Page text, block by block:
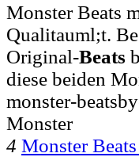
Monster Beats
Qualitauml;t.
Original-Beats
diese beiden
monster-
Monster
4 Monster